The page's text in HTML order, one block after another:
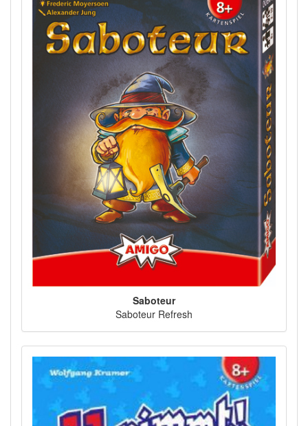
Saboteur
Saboteur Refresh